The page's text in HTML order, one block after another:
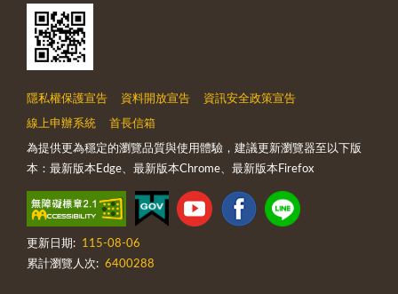
隱私權保護宣告 資料開放宣告 資訊安全政策宣告
線上申辦系統 首長信箱
為提供更為穩定的瀏覽品質與使用體驗，建議更新瀏覽器至以下版
本：最新版本Edge、最新版本Chrome、最新版本Firefox
更新日期:
115-08-06
累計瀏覽人次: 6400288